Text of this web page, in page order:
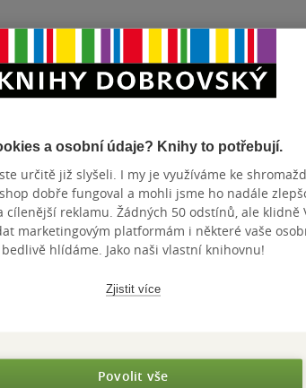
10
9
a osobní údaje? Knihy to potřebují.
určitě již slyšeli. I my je využíváme ke
dobře fungoval a mohli jsme ho nadále
cílenější reklamu. Žádných 50 odstínů, ale klidně
marketingovým platformám i některé vaše
bedlivě hlídáme. Jako naši vlastní knihovnu!
Zjistit více
Povolit vše